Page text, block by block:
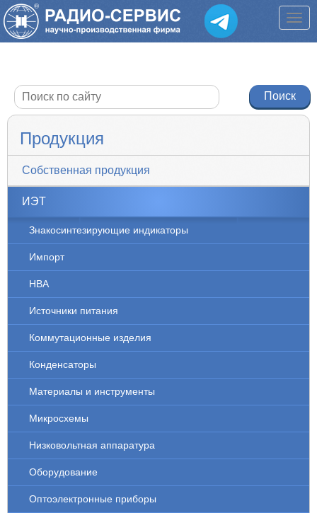
Продукция
Собственная продукция
ИЭТ
Знакосинтезирующие индикаторы
Импорт
НВА
Источники питания
Коммутационные изделия
Конденсаторы
Материалы и инструменты
Микросхемы
Низковольтная аппаратура
Оборудование
Оптоэлектронные приборы